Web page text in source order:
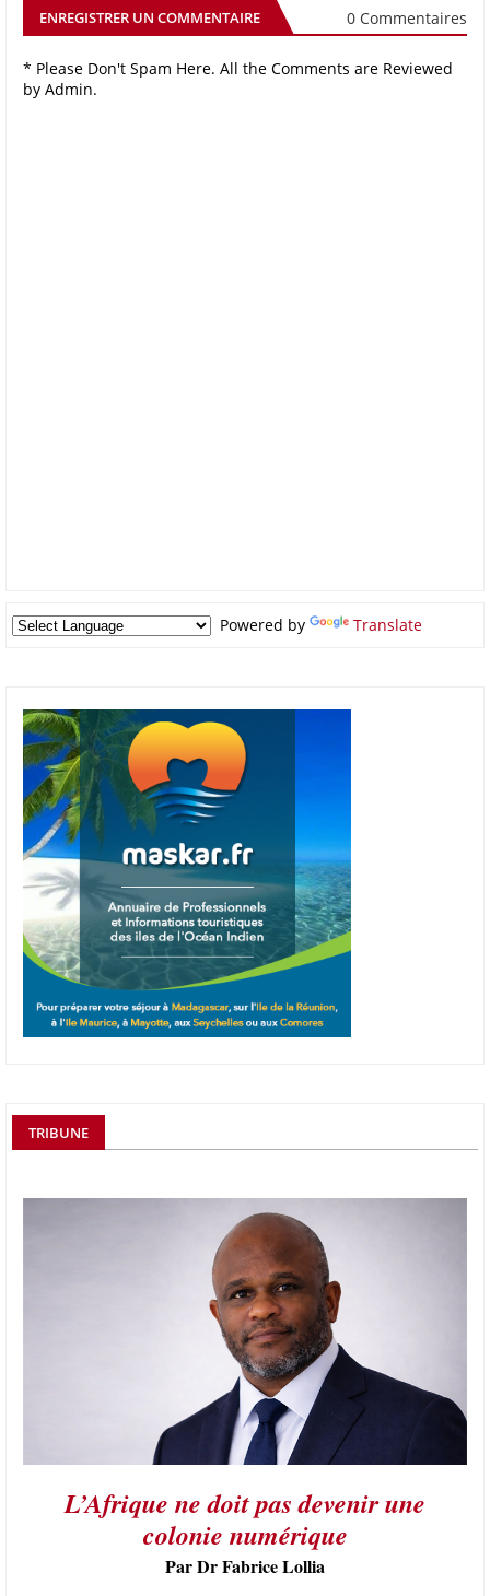
ENREGISTRER UN COMMENTAIRE 0 Commentaires
* Please Don't Spam Here. All the Comments are Reviewed
by Admin.
Powered by Translate
TRIBUNE
L’Afrique ne doit pas devenir une
colonie numérique
Par Dr Fabrice Lollia